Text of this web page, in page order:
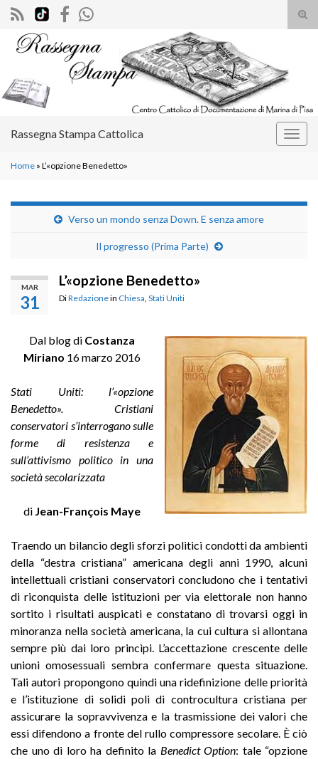
il
Search for:
Rassegna Stampa Cattolica
Home » L’«opzione Benedetto»
Verso un mondo senza Down. E senza amore
Il progresso (Prima Parte)
MAR
31
L’«opzione Benedetto»
DiRedazionein Chiesa Stati Uniti
Dal blog di Costanza
Miriano 16 marzo 2016
Stati Uniti: l’«opzione
Benedetto». Cristiani
conservatori s’interrogano sulle
forme di resistenza e
sull’attivismo politico in una
società secolarizzata
di Jean-François Maye
Traendo un bilancio degli sforzi politici condotti da ambienti
della “destra cristiana” americana degli anni 1990, alcuni
intellettuali cristiani conservatori concludono che i tentativi
di riconquista delle istituzioni per via elettorale non hanno
sortito i risultati auspicati e constatano di trovarsi oggi in
minoranza nella società americana, la cui cultura si allontana
sempre più dai loro princìpi. L’accettazione crescente delle
unioni omosessuali sembra confermare questa situazione.
Tali autori propongono quindi una ridefinizione delle priorità
e l’istituzione di solidi poli di controcultura cristiana per
assicurare la sopravvivenza e la trasmissione dei valori che
essi difendono a fronte del rullo compressore secolare. È ciò
che uno di loro ha definito la Benedict Option: tale “opzione